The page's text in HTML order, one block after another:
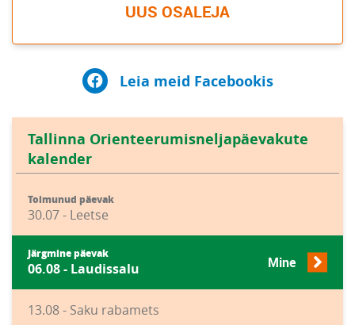
UUS OSALEJA
Leia meid Facebookis
Tallinna Orienteerumisneljapäevakute
kalender
Toimunud päevak
30.07 - Leetse
Järgmine päevak
06.08 - Laudissalu Mine
13.08 - Saku rabamets